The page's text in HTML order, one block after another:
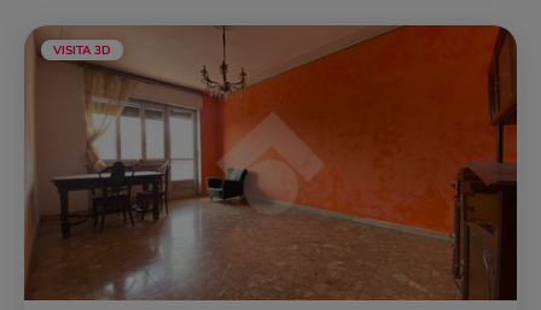
VISITA 3D